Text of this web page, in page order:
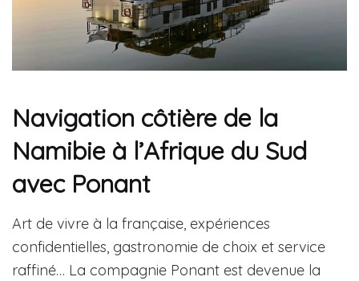
Navigation côtière de la
Namibie à l’Afrique du Sud
avec Ponant
Art de vivre à la française, expériences
confidentielles, gastronomie de choix et service
raffiné… La compagnie Ponant est devenue la